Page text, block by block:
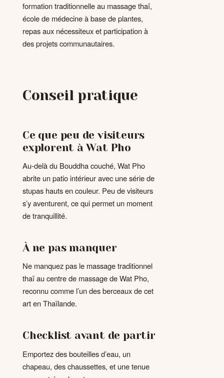
formation traditionnelle au massage thaï,
école de médecine à base de plantes,
repas aux nécessiteux et participation à
des projets communautaires.
Conseil pratique
Ce que peu de visiteurs
explorent à Wat Pho
Au-delà du Bouddha couché, Wat Pho
abrite un patio intérieur avec une série de
stupas hauts en couleur. Peu de visiteurs
s’y aventurent, ce qui permet un moment
de tranquillité.
À ne pas manquer
Ne manquez pas le massage traditionnel
thaï au centre de massage de Wat Pho,
reconnu comme l’un des berceaux de cet
art en Thaïlande.
Checklist avant de partir
Emportez des bouteilles d’eau, un
chapeau, des chaussettes, et une tenue